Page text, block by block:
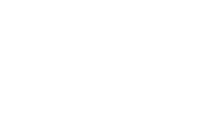
Kaffee. Das Gespräch ist